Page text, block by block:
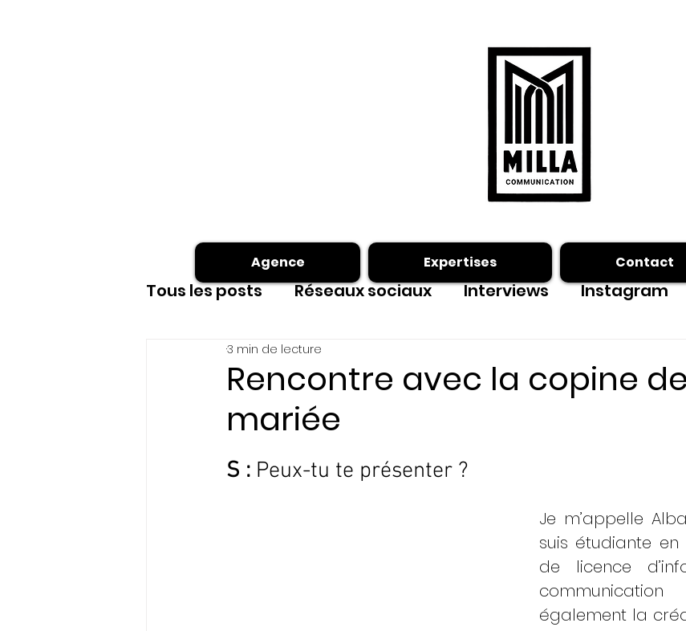
Tous les posts Réseaux sociaux Interviews Instagram
Site internet shooting photo
Initiatives & Engagements
Rencontre avec la copine
mariée
3 min de lecture
S : Peux-tu te présenter ?
Je m’appelle
suis étudiante en
de licence
également la
Agence Expertises Contact